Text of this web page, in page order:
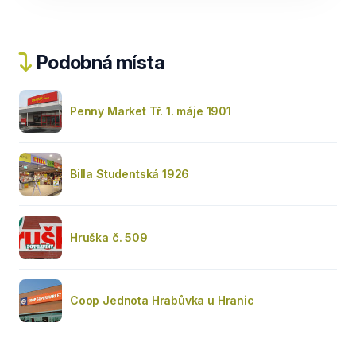
Podobná místa
Penny Market Tř. 1. máje 1901
Billa Studentská 1926
Hruška č. 509
Coop Jednota Hrabůvka u Hranic